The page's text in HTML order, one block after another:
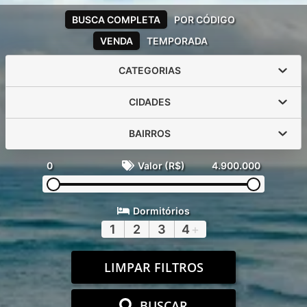
VENDA TEMPORADA
BUSCA COMPLETA POR CÓDIGO
CATEGORIAS
CIDADES
BAIRROS
0 Valor (R$) 4.900.000
Dormitórios
1 2 3 4 +
LIMPAR FILTROS